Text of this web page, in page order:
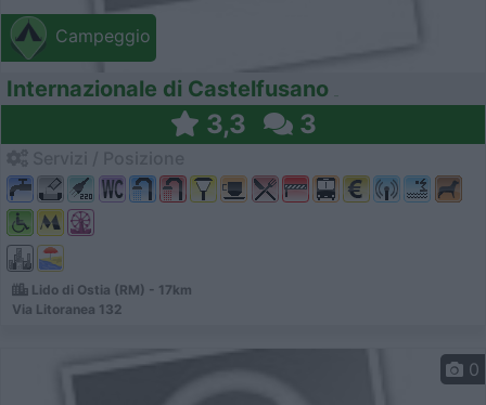
Campeggio
Internazionale di Castelfusano
3,3 3
Lido di Ostia (RM) - 17km
Via Litoranea 132
0